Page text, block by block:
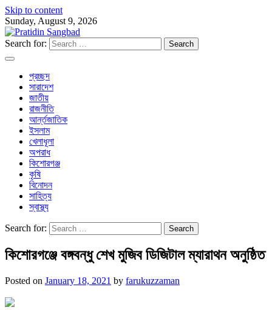
Skip to content
Sunday, August 9, 2026
Search for:
প্রচ্ছদ
সারাদেশ
জাতীয়
রাজনীতি
আর্ন্তজাতিক
ইসলাম
খেলাধূলা
অপরাধ
কিশোরগঞ্জ
কৃষি
বিনোদন
সাহিত্য
স্বাস্থ্য
Search for:
কিশোরগঞ্জে বঙ্গবন্ধু শেখ মুজিব ডিজিটাল ম্যারাথন অনুষ্ঠিত
Posted on January 18, 2021 by farukuzzaman